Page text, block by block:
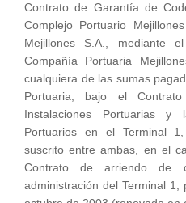
Contrato de Garantía de
Complejo Portuario
Mejillones S.A., mediante
Compañía Portuaria
cualquiera de las sumas
Portuaria, bajo el
Instalaciones Portuarias y
Portuarios en el Terminal
suscrito entre ambas, en el
Contrato de arriendo de
administración del Terminal 1,